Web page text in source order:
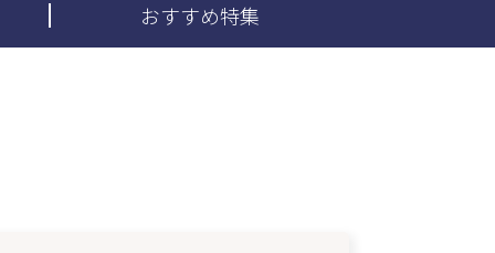
おすすめ特集